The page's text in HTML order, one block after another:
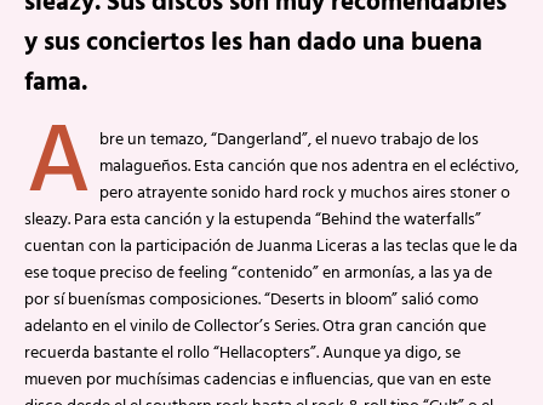
y sus conciertos les han dado una buena
fama.
A bre un temazo, “Dangerland”, el nuevo trabajo de los
malagueños. Esta canción que nos adentra en el ecléctivo,
pero atrayente sonido hard rock y muchos aires stoner o
sleazy. Para esta canción y la estupenda “Behind the waterfalls”
cuentan con la participación de Juanma Liceras a las teclas que le da
ese toque preciso de feeling “contenido” en armonías, a las ya de
por sí buenísmas composiciones. “Deserts in bloom” salió como
adelanto en el vinilo de Collector’s Series. Otra gran canción que
recuerda bastante el rollo “Hellacopters”. Aunque ya digo, se
mueven por muchísimas cadencias e influencias, que van en este